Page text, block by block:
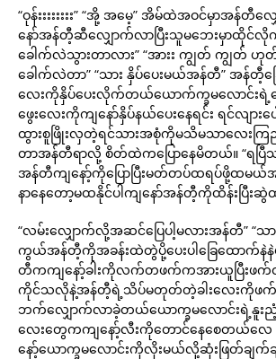
“ဝုန်းးးးးးးး” “အို့ အမေ့” အိမ်ထဲအဝင်မှာအန်
နော်အန်တီ့ဆီလျှောက်လာပြီးသူမဘေးမှာထိုင်
ခေါက်လဲသွားတာလား” “အားး ကျွတ် ကျွတ် ဟု
ခေါက်လဲတာ” “သား နှိပ်ပေးမယ်အန်တီ” အန်တီ့ခြ
လေးကိုနှိပ်ပေးလိုက်တယ်ယောက်က္ခမလောင်းရဲ့ခ
ဖွေးလေးကိုကျနော်နှိပ်နယ်ပေးနေရင်း ရင်လျာ
ထွားစူဖြိုးလှတဲ့ရင်သားအစုံကိုမသိမသာလေးကြ
တာအန်တီရာလို့ စိတ်ထဲကပြောနေမိတယ်။ “ရပြီသ
အန်တီကျနော့်ကိုပြောပြီးမတ်တပ်ထရပ်ဖို့ထမယ်
နာနေတော့မထနိုင်ပါကျနော်အန်တီ့ကိုထိန်းပြီ
“လမ်းလျှောက်လို့အဆင်ပြေပါ့မလားအန်တီ” “သာ
ကွယ်အန်တီ့ကိုအခန်းထဲတွဲပို့ပေးပါခြေထောက်နဲ
တီကကျနော့်ခါးကိုလက်တဖက်ကအားယူပြီးဖက်
ကိုင်သလိုနဲ့အန်တီ့ရဲ့သိပ်မတုတ်တဲ့ခါးလေးကိုဖက်လို့
ဘက်လျှောက်လာခဲ့တယ်ယောက္ခမလောင်းရဲ့နူ
လေးတွေကကျနော့်လီးကိုတောင်နေစေတယ်လေ
နော့်ယောက္ခမလောင်းကိုလိုးမယ်လို့ဆုံးဖြတ်ချ